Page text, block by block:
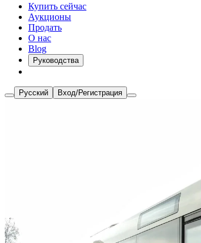
Купить сейчас
Аукционы
Продать
О нас
Blog
Руководства
Русский Вход/Регистрация